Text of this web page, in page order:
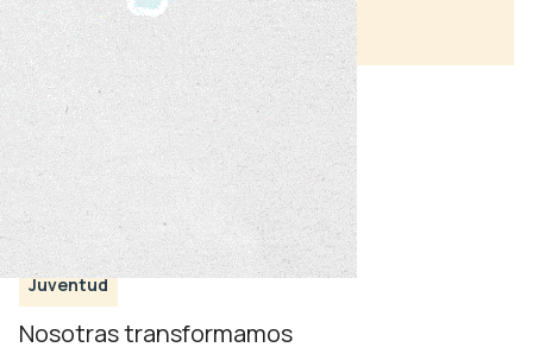
Juventud
Nosotras transformamos